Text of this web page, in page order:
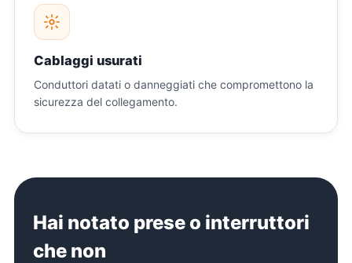
Cablaggi usurati
Conduttori datati o danneggiati che compromettono la
sicurezza del collegamento.
Hai notato prese o interruttori
che non